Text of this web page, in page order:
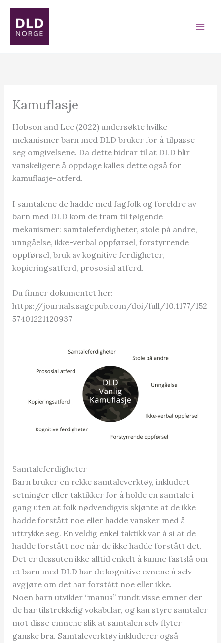
Skip
content
Kamuflasje
Hobson and Lee (2022) undersøkte hvilke
mekanismer barn med DLD bruker for å tilpasse
seg omgivelsene. Da dette bidrar til at DLD blir
vanskeligere å oppdage kalles dette også for
kamuflasje-atferd.
I samtalene de hadde med fagfolk og foreldre av
barn med DLD kom de fram til følgende
mekanismer: samtaleferdigheter, stole på andre,
unngåelse, ikke-verbal oppførsel, forstyrrende
oppførsel, bruk av kognitive ferdigheter,
kopieringsatferd, prososial atferd.
Du finner dokumentet her:
https://journals.sagepub.com/doi/full/10.1177/152
57401221120937
Samtaleferdigheter
Barn bruker en rekke samtaleverktøy, inkludert
setninger eller taktikker for å holde en samtale i
gang uten at folk nødvendigvis skjønte at de ikke
hadde forstått noe eller hadde vansker med å
uttrykke seg. En veldig enkel taktikk var å si at de
hadde forstått noe når de ikke hadde forstått det.
Det er dessuten ikke alltid enkelt å kunne fastslå om
et barn med DLD har de kognitive evnene å selv
avgjøre om det har forstått noe eller ikke.
Noen barn utvikler “manus” rundt visse emner der
de har tilstrekkelig vokabular, og kan styre samtaler
mot disse emnene slik at samtalen selv flyter
ganske bra. Samtaleverktøy inkluderer også